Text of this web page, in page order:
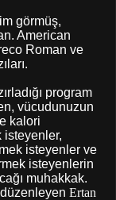
görmüş,
American
Roman ve
program
vücudunuzun
kalori
isteyenler,
isteyenler ve
isteyenlerin
muhakkak.
Ertan